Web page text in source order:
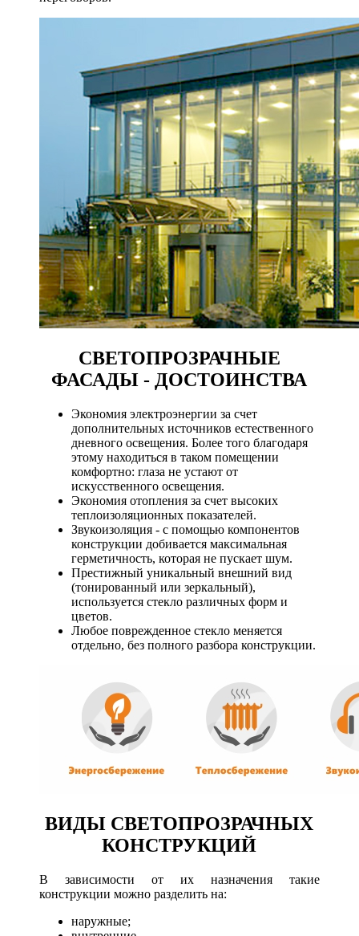
СВЕТОПРОЗРАЧНЫЕ
ФАСАДЫ - ДОСТОИНСТВА
Экономия электроэнергии за счет
дополнительных источников естественного
дневного освещения. Более того благодаря
этому находиться в таком помещении
комфортно: глаза не устают от
искусственного освещения.
Экономия отопления за счет высоких
теплоизоляционных показателей.
Звукоизоляция - с помощью компонентов
конструкции добивается максимальная
герметичность, которая не пускает шум.
Престижный уникальный внешний вид
(тонированный или зеркальный),
используется стекло различных форм и
цветов.
Любое поврежденное стекло меняется
отдельно, без полного разбора конструкции.
ВИДЫ СВЕТОПРОЗРАЧНЫХ
КОНСТРУКЦИЙ
В зависимости от их назначения такие
конструкции можно разделить на:
наружные;